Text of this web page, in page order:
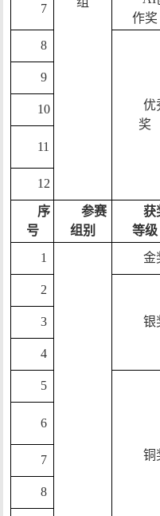
7
作奖
8
优
奖
9
10
11
12
序
号
参赛
组别
获
等级
1 金
2
银
3
4
5
铜
6
7
8